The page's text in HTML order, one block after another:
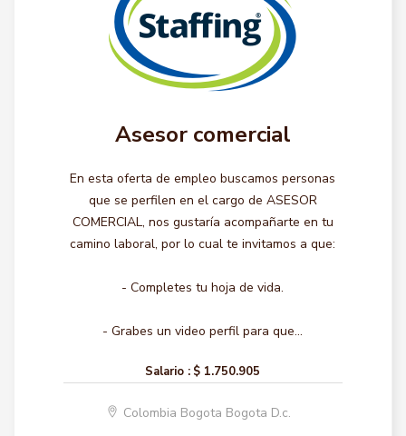
Asesor comercial
En esta oferta de empleo buscamos personas
que se perfilen en el cargo de ASESOR
COMERCIAL, nos gustaría acompañarte en tu
camino laboral, por lo cual te invitamos a que:
- Completes tu hoja de vida.
- Grabes un video perfil para que...
Salario : $ 1.750.905
Colombia Bogota Bogota D.c.